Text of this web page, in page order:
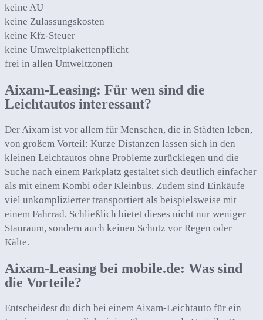
keine AU
keine Zulassungskosten
keine Kfz-Steuer
keine Umweltplakettenpflicht
frei in allen Umweltzonen
Aixam-Leasing: Für wen sind die
Leichtautos interessant?
Der Aixam ist vor allem für Menschen, die in Städten leben,
von großem Vorteil: Kurze Distanzen lassen sich in den
kleinen Leichtautos ohne Probleme zurücklegen und die
Suche nach einem Parkplatz gestaltet sich deutlich einfacher
als mit einem Kombi oder Kleinbus. Zudem sind Einkäufe
viel unkomplizierter transportiert als beispielsweise mit
einem Fahrrad. Schließlich bietet dieses nicht nur weniger
Stauraum, sondern auch keinen Schutz vor Regen oder
Kälte.
Aixam-Leasing bei mobile.de: Was sind
die Vorteile?
Entscheidest du dich bei einem Aixam-Leichtauto für ein